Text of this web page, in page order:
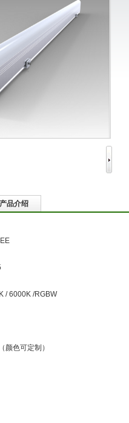
产品介绍
镜: 120° 功率
CREE 像素段
/ 2835 可调
/ 6000K /RGBW 环境
LM/W 灯具
灯体（颜色可定制） 出线
白PC罩 控制方式:
:IP65 灯具重